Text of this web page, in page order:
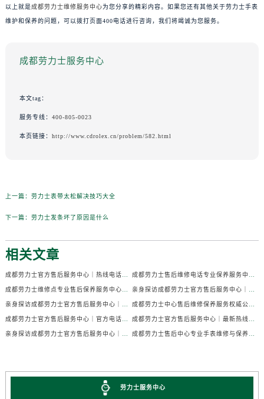
以上就是成都劳力士维修服务中心为您分享的精彩内容。如果您还有其他关于劳力士手表
维护和保养的问题，可以拨打页面400电话进行咨询，我们将竭诚为您服务。
成都劳力士服务中心
本文tag：
服务专线： 400-805-0023
本页链接： http://www.cdrolex.cn/problem/582.html
上一篇： 劳力士表带太松解决技巧大全
下一篇： 劳力士发条坏了原因是什么
相关文章
劳力士服务中心